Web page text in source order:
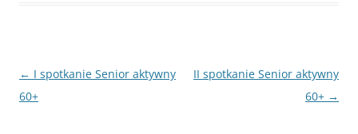
Nawigacja
wpisu
← I spotkanie Senior aktywny
60+
II spotkanie Senior aktywny
60+ →